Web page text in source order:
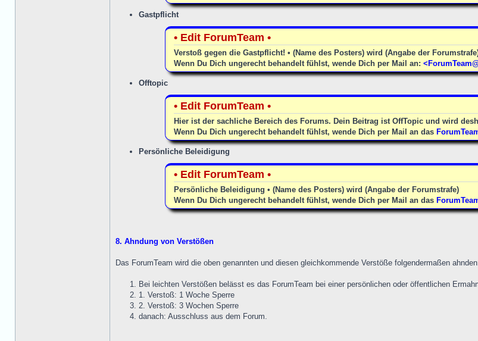
Gastpflicht
• Edit ForumTeam •
Verstoß gegen die Gastpflicht! • (Name des Posters) wird (Angabe der
Wenn Du Dich ungerecht behandelt fühlst, wende Dich per Mail an:
Offtopic
• Edit ForumTeam •
Hier ist der sachliche Bereich des Forums. Dein Beitrag ist OffTopic und wird
Wenn Du Dich ungerecht behandelt fühlst, wende Dich per Mail an das
Persönliche Beleidigung
• Edit ForumTeam •
Persönliche Beleidigung • (Name des Posters) wird (Angabe der Forumstrafe)
Wenn Du Dich ungerecht behandelt fühlst, wende Dich per Mail an das
8. Ahndung von Verstößen
Das ForumTeam wird die oben genannten und diesen gleichkommende Verstöße folgendermaßen
Bei leichten Verstößen belässt es das ForumTeam bei einer persönlichen oder öffentlichen
1. Verstoß: 1 Woche Sperre
2. Verstoß: 3 Wochen Sperre
danach: Ausschluss aus dem Forum.